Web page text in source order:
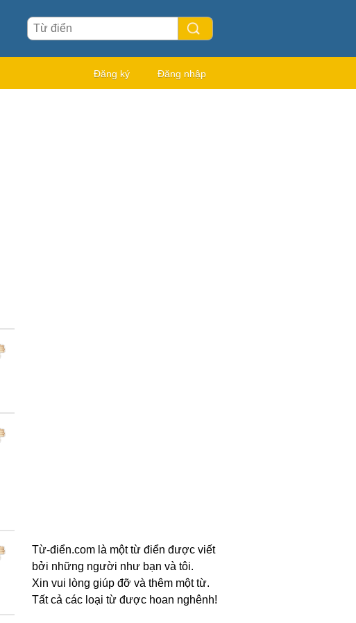
Đăng ký Đăng nhập
Từ-điển.com là một từ điển được viết
bởi những người như bạn và tôi.
Xin vui lòng giúp đỡ và thêm một từ.
Tất cả các loại từ được hoan nghênh!